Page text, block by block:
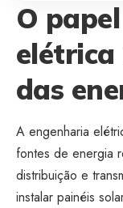
O
das
A engenharia
fontes de energia
distribuição e
instalar painéis